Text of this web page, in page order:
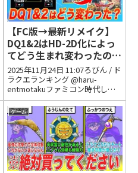
【FC版→最新リメイク】
DQ1&2はHD-2D化によっ
てどう生まれ変わったの
か!!5つの指標から徹底解
剖!!
2025年11月24日 11:07ろびん / ド
ラクエランキング @haru-
entmotakuファミコン時代しか
ドラクエ IIをやらなかったワイに
は今回のリメイクは神ゲー2025
年11月28日 00:40 いいね3件 @阿
部猛-h9r2の...
ゲーム